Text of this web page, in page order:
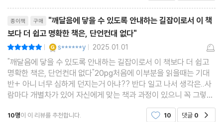
종이책 구매
"깨달음에 닿을 수 있도록 안내하는 길잡이로서 이 책
보다 더 쉽고 명확한 책은, 단언컨대 없다"
| s******y | 2025.01.01
"깨달음에 닿을 수 있도록 안내하는 길잡이로서 이 책보다 더 쉽고
명확한 책은, 단언컨대 없다"20pg처음에 이부분을 읽을때는 기대
반+ 아니 너무 심하게 던지는거 아냐?? 반다 일고 나서 생각은..사
람마다 개별차가 있어 자신에게 맞는 책과 과정이 있으니 꼭 그렇다
고 할 수 없겠지만 그렇다고 해도 일리 있다! 라는 생각이 들정도로
깨달음에 대해 잘 정리되었다.깨달음의 준비과정에
10명이 이 리뷰를 추천합니다. 10 댓글 0